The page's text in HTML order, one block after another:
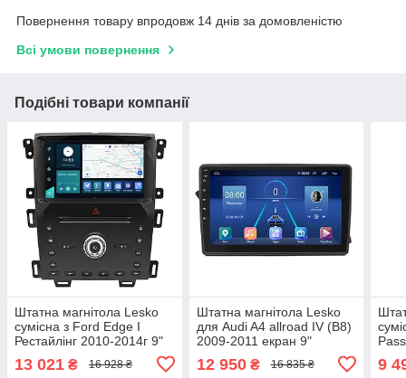
Повернення товару впродовж 14 днів за домовленістю
Всі умови повернення
Подібні товари компанії
Штатна магнітола Lesko
сумісна з Ford Edge I
Рестайлінг 2010-2014г 9"
2/32Gb 4G Wi-Fi GPS Top
2шт
13 021 ₴ 16 928 ₴
Штатна магнітола Lesko
для Audi A4 allroad IV (B8)
2009-2011 екран 9"
2/32Gb 4G Wi-Fi GPS Top
4 шт.
12 950₴ 16 835 ₴
Top
9